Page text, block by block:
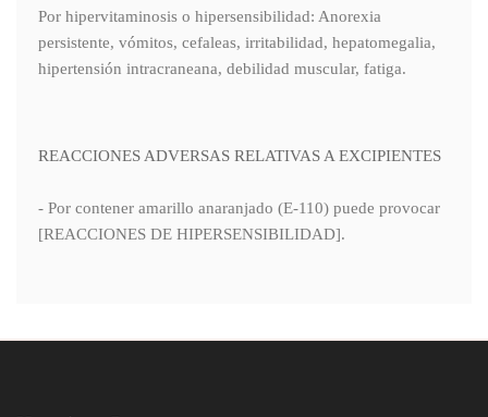
Por hipervitaminosis o hipersensibilidad: Anorexia
persistente, vómitos, cefaleas, irritabilidad, hepatomegalia,
hipertensión intracraneana, debilidad muscular, fatiga.
REACCIONES ADVERSAS RELATIVAS A EXCIPIENTES
- Por contener amarillo anaranjado (E-110) puede provocar
[REACCIONES DE HIPERSENSIBILIDAD].